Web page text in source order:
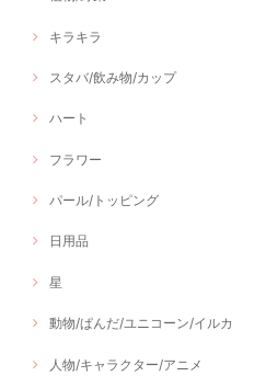
キラキラ
スタバ/飲み物/カップ
ハート
フラワー
パール/トッピング
日用品
星
動物/ぱんだ/ユニコーン/イルカ
人物/キャラクター/アニメ